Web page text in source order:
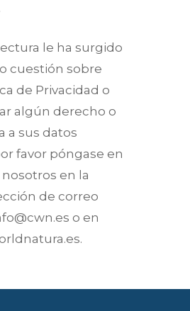
le ha surgido
cuestión sobre
de Privacidad o
algún derecho o
a sus datos
favor póngase en
en la
de correo
o en